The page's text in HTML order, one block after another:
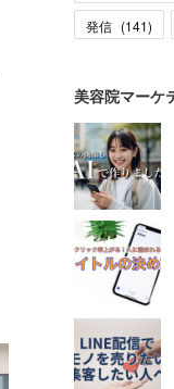
発信 (141)
美容院マーケ